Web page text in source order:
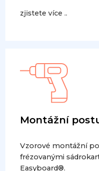
zjistete více ..
Montážní
Vzorové montážní
frézovanými
Easyboard®.